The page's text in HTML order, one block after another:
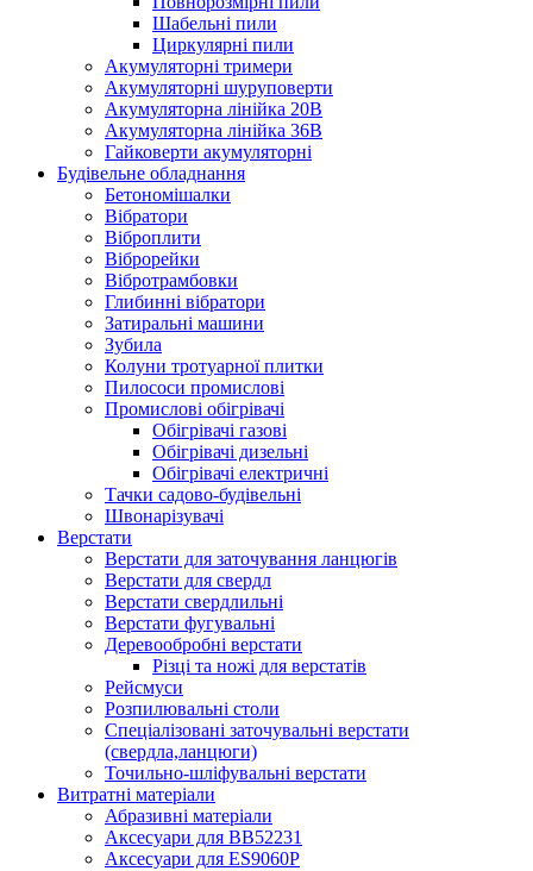
Шабельні пили
Циркулярні пили
Акумуляторні тримери
Акумуляторні шуруповерти
Акумуляторна лінійка 20В
Акумуляторна лінійка 36В
Гайковерти акумуляторні
Будівельне обладнання
Бетономішалки
Вібратори
Віброплити
Віброрейки
Вібротрамбовки
Глибинні вібратори
Затиральні машини
Зубила
Колуни тротуарної плитки
Пилососи промислові
Промислові обігрівачі
Обігрівачі газові
Обігрівачі дизельні
Обігрівачі електричні
Тачки садово-будівельні
Швонарізувачі
Верстати
Верстати для заточування ланцюгів
Верстати для свердл
Верстати свердлильні
Верстати фугувальні
Деревообробні верстати
Різці та ножі для верстатів
Рейсмуси
Розпилювальні столи
Спеціалізовані заточувальні верстати
(свердла,ланцюги)
Точильно-шліфувальні верстати
Витратні матеріали
Абразивні матеріали
Аксесуари для BB52231
Аксесуари для ES9060P